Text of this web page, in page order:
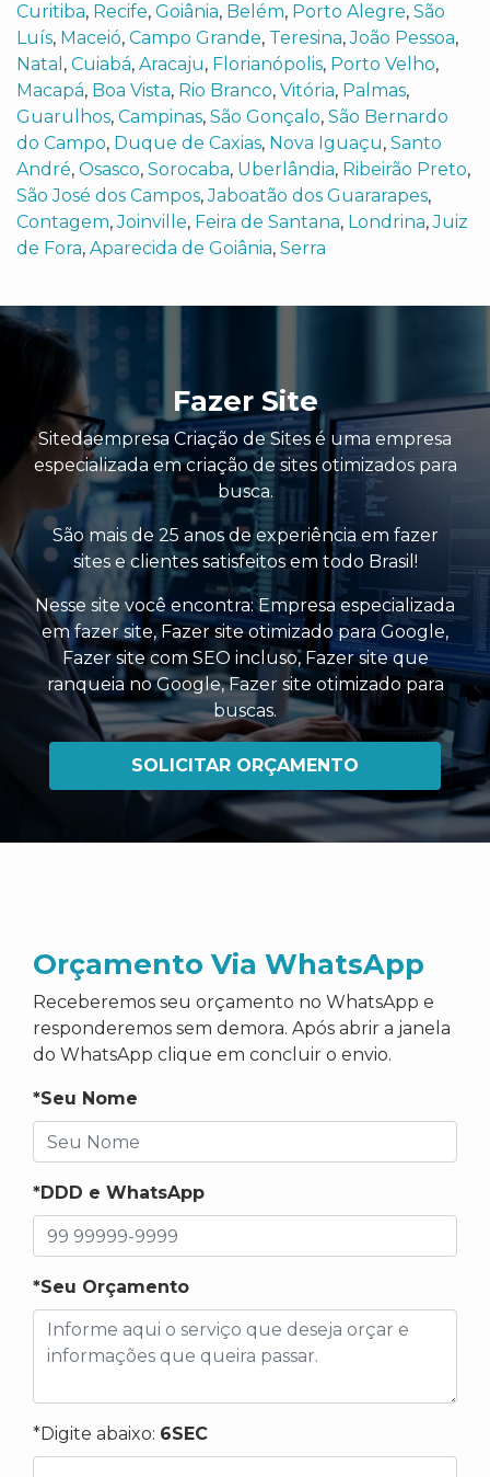
Curitiba, Recife, Goiânia, Belém, Porto Alegre, São
Luís, Maceió, Campo Grande, Teresina,João Pessoa,
Natal , Cuiabá, Aracaju, Florianópolis, Porto Velho,
Macapá, Boa Vista, Rio Branco, Vitória, Palmas,
Guarulhos, Campinas, São Gonçalo, São Bernardo
do Campo, Duque de Caxias, Nova Iguaçu, Santo
André, Osasco, Sorocaba, Uberlândia, Ribeirão Preto,
São José dos Campos,Jaboatão dos Guararapes,
Contagem,Joinville, Feira de Santana, Londrina,Juiz
de Fora, Aparecida de Goiânia, Serra
Fazer Site
Sitedaempresa Criação de Sites é uma empresa
especializada em criação de sites otimizados para
busca.
São mais de 25 anos de experiência em fazer
sites e clientes satisfeitos em todo Brasil!
Nesse site você encontra:Empresa especializada
em fazer site,Fazer site otimizado para Google,
Fazer site com SEO incluso, Fazer site que
ranqueia no Google,Fazer site otimizado para
buscas.
SOLICITAR ORÇAMENTO
Orçamento Via WhatsApp
Receberemos seu orçamento no WhatsApp e
responderemos sem demora. Após abrir a janela
do WhatsApp clique em concluir o envio.
*Seu Nome
*DDD e WhatsApp
*Seu Orçamento
*Digite abaixo: 6SEC